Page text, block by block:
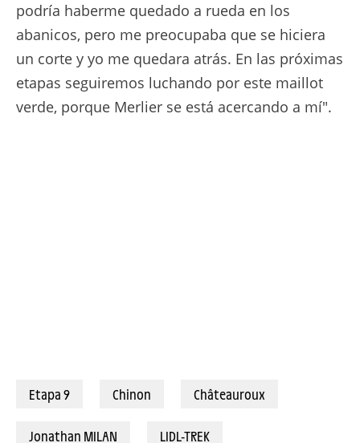
podría haberme quedado a rueda en los
abanicos, pero me preocupaba que se hiciera
un corte y yo me quedara atrás. En las próximas
etapas seguiremos luchando por este maillot
verde, porque Merlier se está acercando a mí".
Etapa 9 Chinon Châteauroux
Jonathan MILAN LIDL-TREK